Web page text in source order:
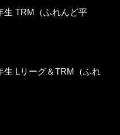
生 TRM（ふれんど平
生 Lリーグ＆TRM（ふれ